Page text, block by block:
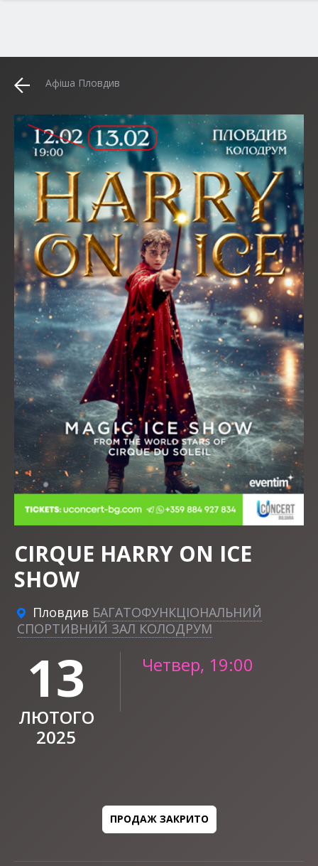
Афіша Пловдив
CIRQUE HARRY ON ICE
SHOW
Пловдив БАГАТОФУНКЦІОНАЛЬНИЙ
СПОРТИВНИЙ ЗАЛ КОЛОДРУМ
13
ЛЮТОГО
2025
Четвер, 19:00
ПРОДАЖ ЗАКРИТО